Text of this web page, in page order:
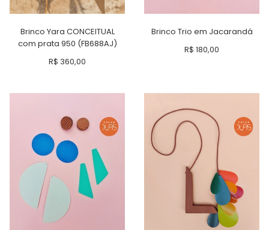
Brinco Yara CONCEITUAL
com prata 950 (FB688AJ)
R$ 360,00
Brinco Trio em Jacarandá
R$ 180,00